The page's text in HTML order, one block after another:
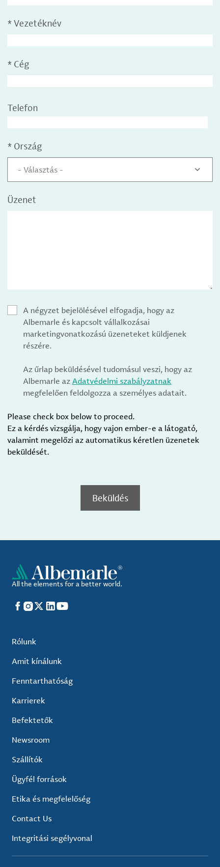
* Vezetéknév
* Cég
Telefon
* Ország
- Választás -
Üzenet
A négyzet bejelölésével elfogadja, hogy az
Albemarle és kapcsolt vállalkozásai
marketingvonatkozású üzeneteket küldjenek
részére.
Az űrlap beküldésével tudomásul veszi, hogy az
Albemarle azAdatvédelmi szabályzatnak
megfelelően feldolgozza a személyes adatait.
Please check box below to proceed.
Ez a kérdés vizsgálja, hogy vajon ember-e a látogató,
valamint megelőzi az automatikus kéretlen üzenetek
beküldését.
Beküldés
All the elements for a better world.
Facebook
Instagram
X LinkedIn
YouTube
Rólunk
Amit kínálunk
Fenntarthatóság
Karrierek
Befektetők
Newsroom
Szállítók
Ügyfél források
Etika és megfelelőség
Contact Us
Integritási segélyvonal